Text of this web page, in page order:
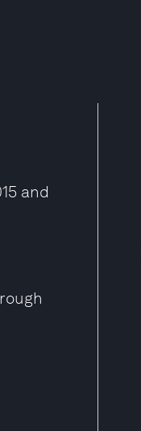
and